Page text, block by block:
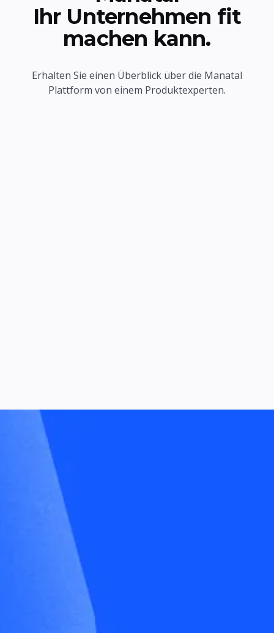
Ihr Unternehmen fit
machen kann.
Erhalten Sie einen Überblick über die Manatal
Plattform von einem Produktexperten.